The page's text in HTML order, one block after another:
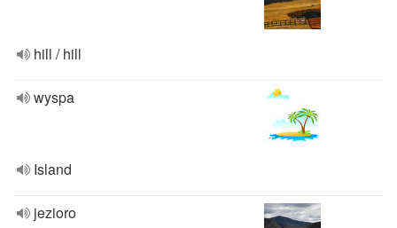
hill / hill
wyspa
Island
jezioro